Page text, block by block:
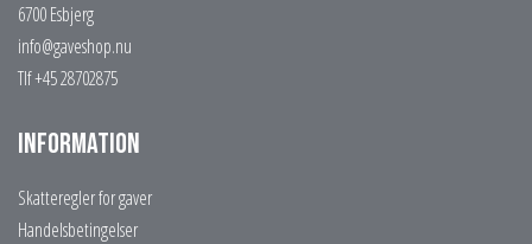
6700 Esbjerg
info@gaveshop.nu
Tlf +45 28702875
Information
Skatteregler for gaver
Handelsbetingelser